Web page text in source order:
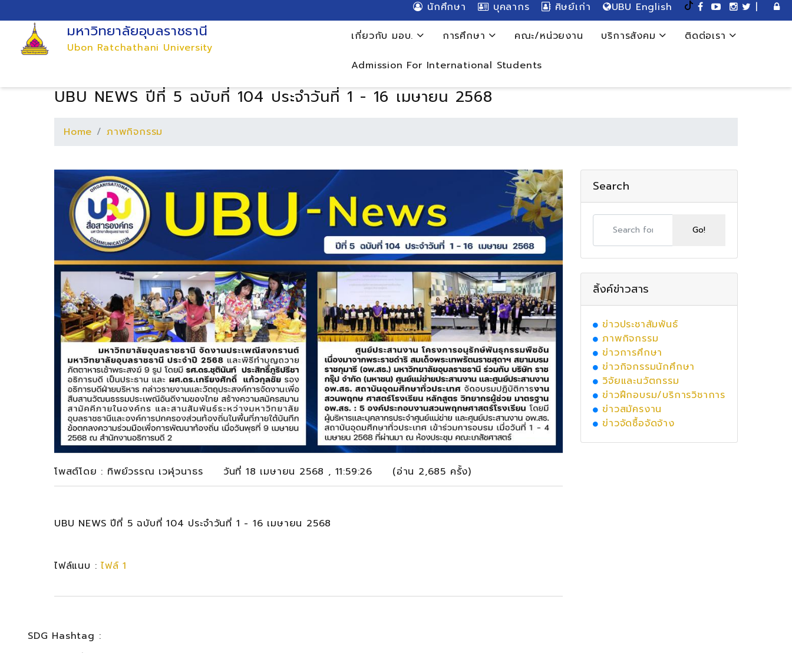
นักศึกษา บุคลากร ศิษย์เก่า UBU English |
มหาวิทยาลัยอุบลราชธานี
Ubon Ratchathani University
เกี่ยวกับ มอบ. การศึกษา คณะ/หน่วยงาน บริการสังคม ติดต่อเรา
Admission For International Students
UBU NEWS ปีที่ 5 ฉบับที่ 104 ประจำวันที่ 1 - 16 เมษายน 2568
Home ภาพกิจกรรม
โพสต์โดย : ทิพย์วรรณ เวฬุวนาธร วันที่ 18 เมษายน 2568 , 11:59:26 (อ่าน 2,685 ครั้ง)
UBU NEWS ปีที่ 5 ฉบับที่ 104 ประจำวันที่ 1 - 16 เมษายน 2568
ไฟล์แนบ :ไฟล์ 1
SDG Hashtag :
Search
ลิ้งค์ข่าวสาร
ข่าวประชาสัมพันธ์
ภาพกิจกรรม
ข่าวการศึกษา
ข่าวกิจกรรมนักศึกษา
วิจัยและนวัตกรรม
ข่าวฝึกอบรม/บริการวิชาการ
ข่าวสมัครงาน
ข่าวจัดซื้อจัดจ้าง